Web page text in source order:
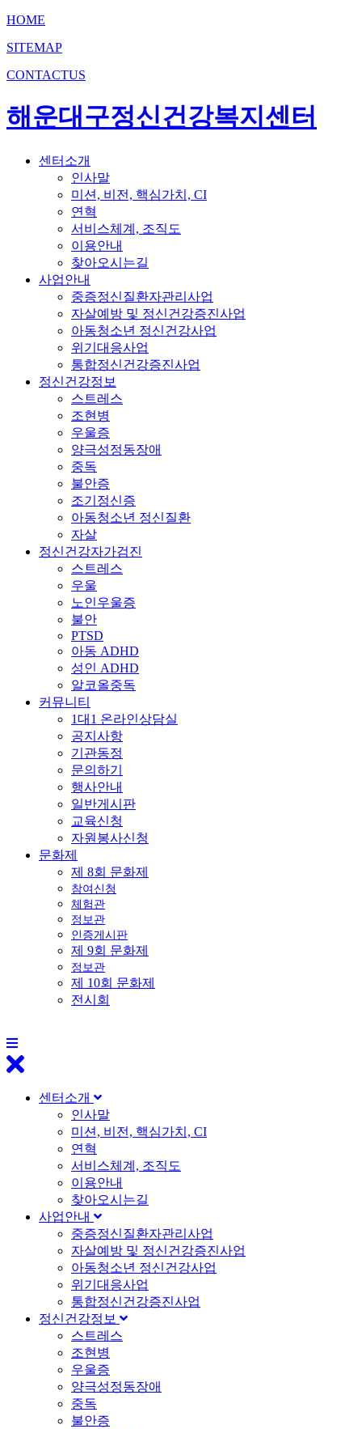
HOME
SITEMAP
CONTACTUS
해운대구정신건강복지센터
센터소개
인사말
미션, 비전, 핵심가치, CI
연혁
서비스체계, 조직도
이용안내
찾아오시는길
사업안내
중증정신질환자관리사업
자살예방 및 정신건강증진사업
아동청소년 정신건강사업
위기대응사업
통합정신건강증진사업
정신건강정보
스트레스
조현병
우울증
양극성정동장애
중독
불안증
조기정신증
아동청소년 정신질환
자살
정신건강자가검진
스트레스
우울
노인우울증
불안
PTSD
아동 ADHD
성인 ADHD
알코올중독
커뮤니티
1대1 온라인상담실
공지사항
기관동정
문의하기
행사안내
일반게시판
교육신청
자원봉사신청
문화제
제 8회 문화제
참여신청
체험관
정보관
인증게시판
제 9회 문화제
정보관
제 10회 문화제
전시회
센터소개
인사말
미션, 비전, 핵심가치, CI
연혁
서비스체계, 조직도
이용안내
찾아오시는길
사업안내
중증정신질환자관리사업
자살예방 및 정신건강증진사업
아동청소년 정신건강사업
위기대응사업
통합정신건강증진사업
정신건강정보
스트레스
조현병
우울증
양극성정동장애
중독
불안증